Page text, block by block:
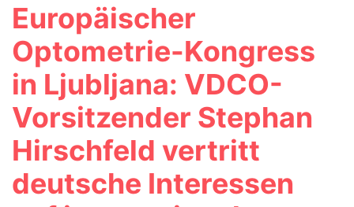
Europäischer
Optometrie-Kongress
in Ljubljana: VDCO-
Vorsitzender Stephan
Hirschfeld vertritt
deutsche Interessen